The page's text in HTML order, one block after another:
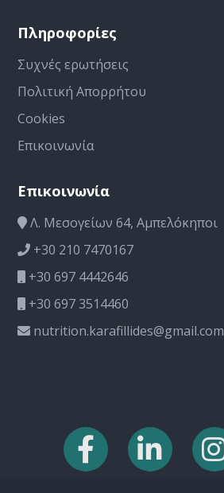
Πληροφορίες
Συχνές ερωτήσεις
Πολιτική Απορρήτου
Cookies
Επικοινωνία
Επικοινωνία
Λ. Μεσογείων 64, Αμπελόκηποι
+30 210 7470167
+30 697 4442646
+30 697 3514460
nutrition.karafillides@gmail.com